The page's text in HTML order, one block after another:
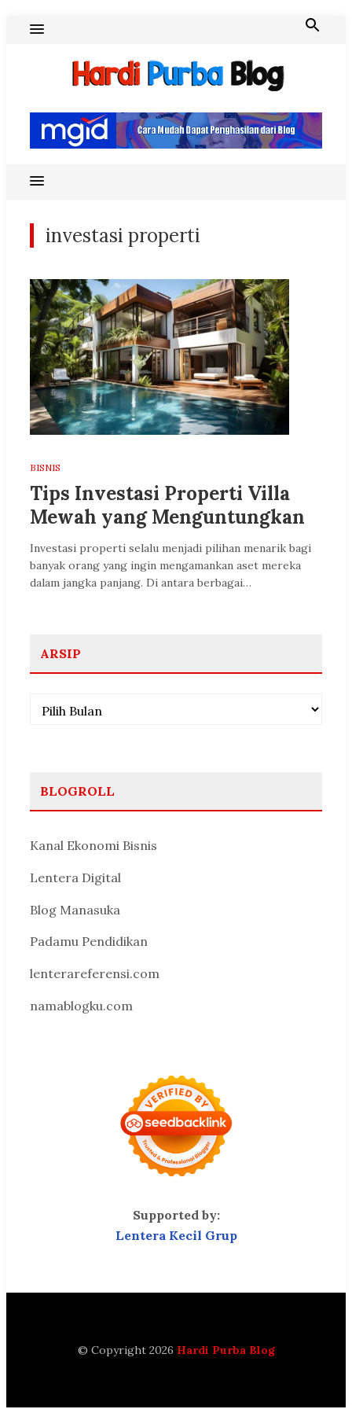
investasi properti
BISNIS
Tips Investasi Properti Villa
Mewah yang Menguntungkan
Investasi properti selalu menjadi pilihan menarik bagi
banyak orang yang ingin mengamankan aset mereka
dalam jangka panjang. Di antara berbagai…
ARSIP
Arsip
BLOGROLL
Kanal Ekonomi Bisnis
Lentera Digital
Blog Manasuka
Padamu Pendidikan
lenterareferensi.com
namablogku.com
Supported by:
Lentera Kecil Grup
© Copyright 2026 Hardi Purba Blog